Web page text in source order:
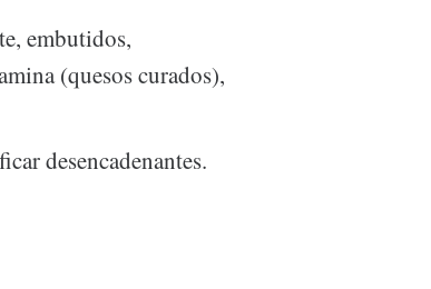
embutidos,
(quesos curados),
desencadenantes.